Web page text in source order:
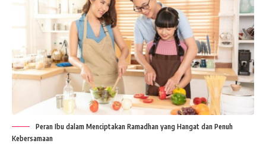
Peran Ibu dalam Menciptakan Ramadhan yang Hangat dan Penuh
Kebersamaan